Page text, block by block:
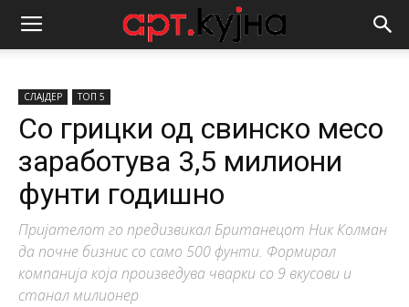
СЛАЈДЕР ТОП 5
Со грицки од свинско месо
заработува 3,5 милиони
фунти годишно
Пријателот го предизвикал Британецот Ник Колман
да почне бизнис со само 500 фунти. Формирал
компанија која произведува чварки со 9 вкусови и
станал милионер